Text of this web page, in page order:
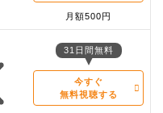
月額500円
31日間無料
今すぐ
無料視聴する